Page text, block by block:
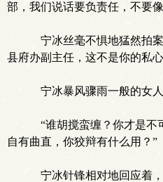
部，我们说话要负责任，不要
宁冰丝毫不惧地猛然拍
县府办副主任，这不是你的私
宁冰暴风骤雨一般的女
“谁胡搅蛮缠？你才是不
自有曲直，你狡辩有什么用？”
宁冰针锋相对地回应着，